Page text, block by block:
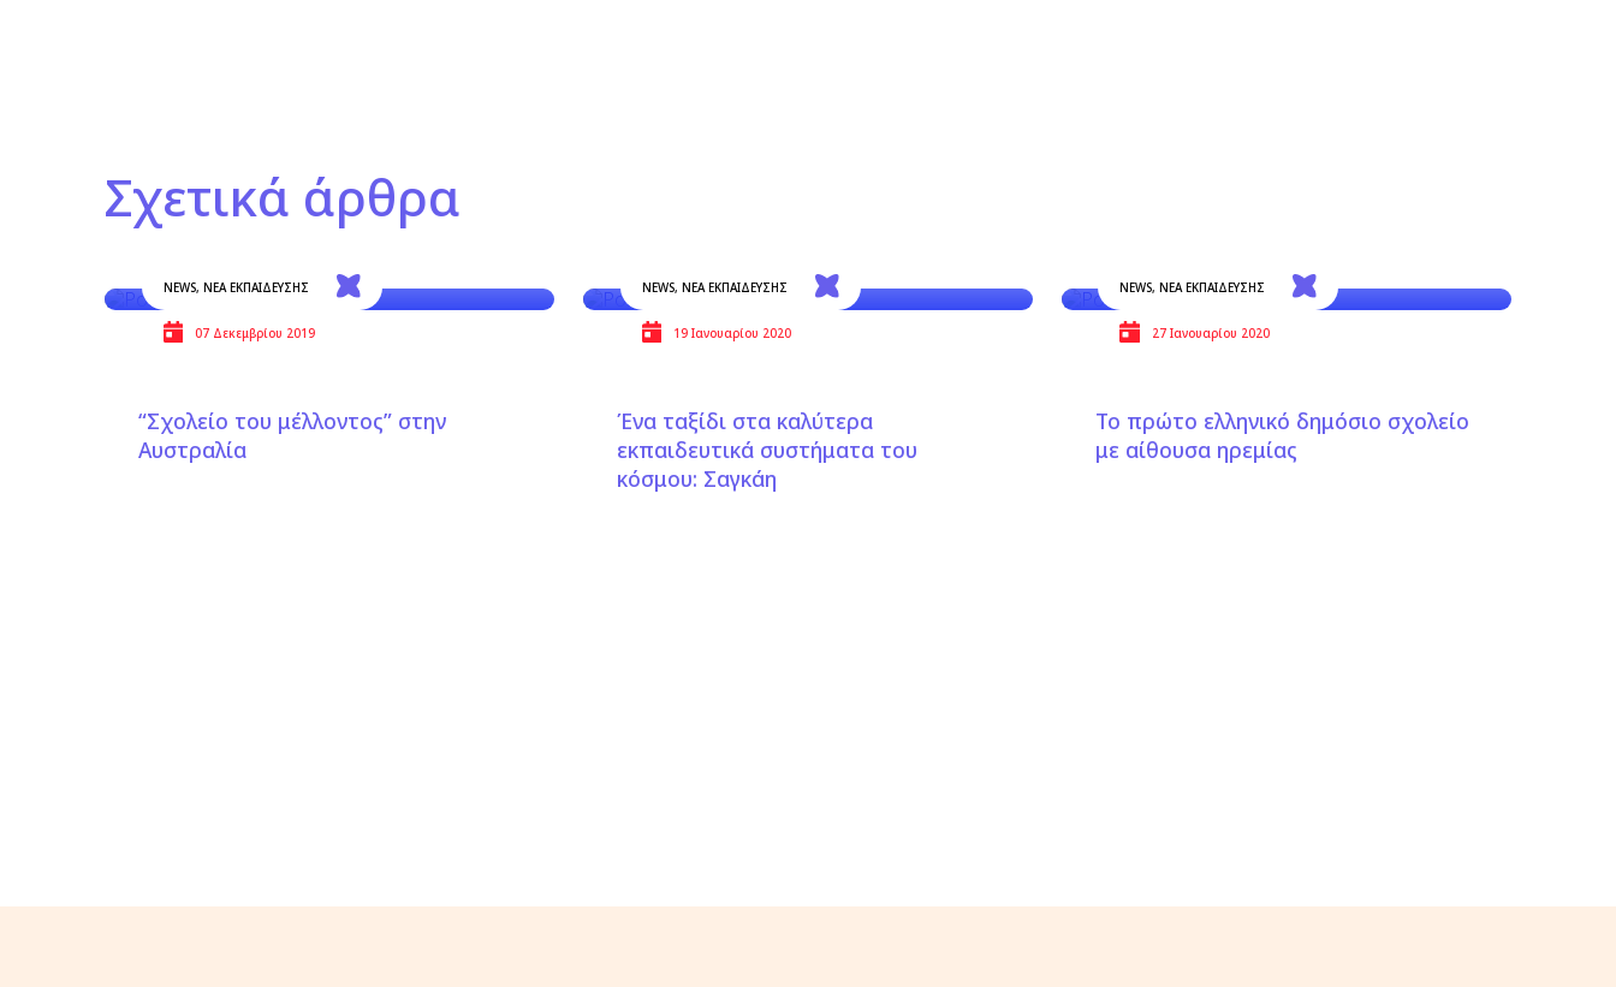
Σχετικά άρθρα
NEWS, ΝΕΑ ΕΚΠΑΙΔΕΥΣΗΣ
07 Δεκεμβρίου 2019
“Σχολείο του μέλλοντος” στην
Αυστραλία
NEWS, ΝΕΑ ΕΚΠΑΙΔΕΥΣΗΣ
19 Ιανουαρίου 2020
Ένα ταξίδι στα καλύτερα
εκπαιδευτικά συστήματα του
κόσμου: Σαγκάη
NEWS,ΝΕΑ ΕΚΠΑΙΔΕΥΣΗΣ
27 Ιανουαρίου 2020
Το πρώτο ελληνικό δημόσιο σχολείο
με αίθουσα ηρεμίας